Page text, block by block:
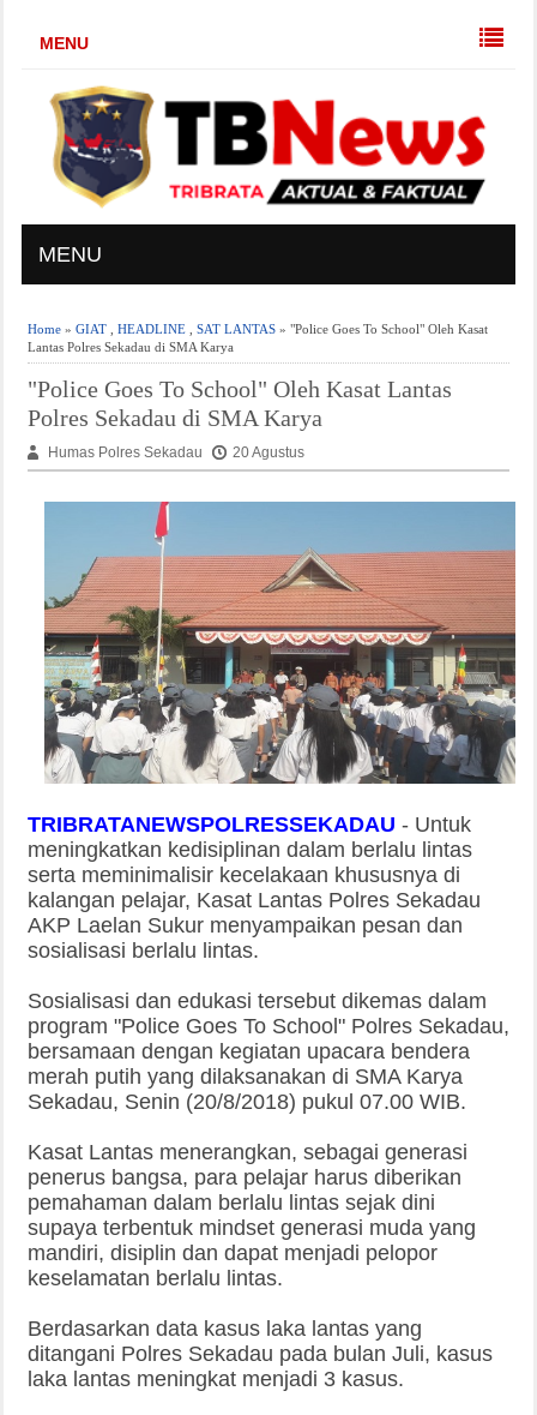
MENU
MENU
Home» GIAT, HEADLINE, SAT LANTAS» "Police Goes To School" Oleh Kasat
Lantas Polres Sekadau di SMA Karya
"Police Goes To School" Oleh Kasat Lantas
Polres Sekadau di SMA Karya
Humas Polres Sekadau 20 Agustus
TRIBRATANEWSPOLRESSEKADAU - Untuk
meningkatkan kedisiplinan dalam berlalu lintas
serta meminimalisir kecelakaan khususnya di
kalangan pelajar, Kasat Lantas Polres Sekadau
AKP Laelan Sukur menyampaikan pesan dan
sosialisasi berlalu lintas.
Sosialisasi dan edukasi tersebut dikemas dalam
program "Police Goes To School" Polres Sekadau,
bersamaan dengan kegiatan upacara bendera
merah putih yang dilaksanakan di SMA Karya
Sekadau, Senin (20/8/2018) pukul 07.00 WIB.
Kasat Lantas menerangkan, sebagai generasi
penerus bangsa, para pelajar harus diberikan
pemahaman dalam berlalu lintas sejak dini
supaya terbentuk mindset generasi muda yang
mandiri, disiplin dan dapat menjadi pelopor
keselamatan berlalu lintas.
Berdasarkan data kasus laka lantas yang
ditangani Polres Sekadau pada bulan Juli, kasus
laka lantas meningkat menjadi 3 kasus.